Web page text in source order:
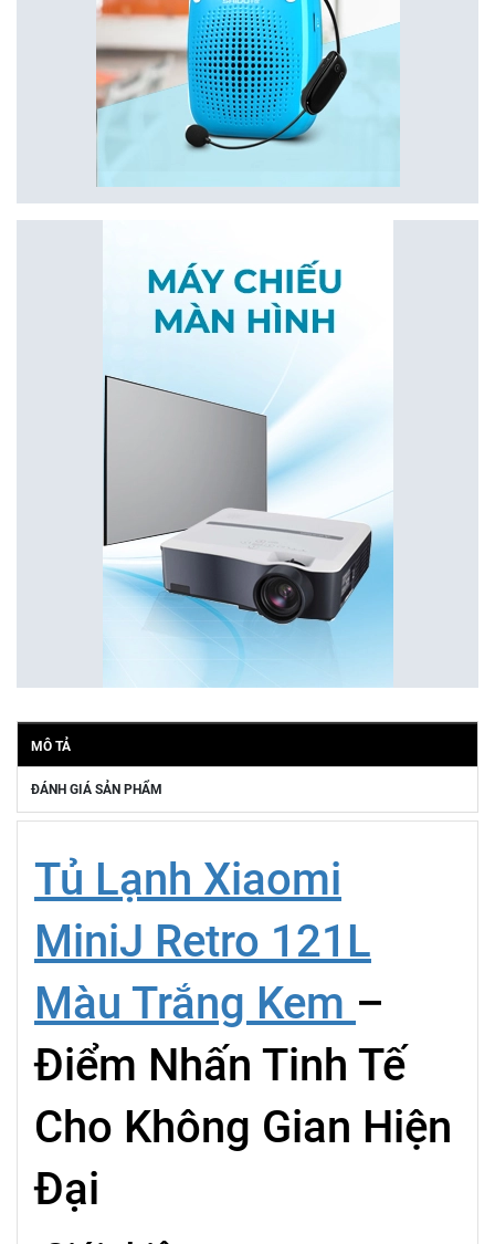
MÔ TẢ
ĐÁNH GIÁ SẢN PHẨM
Tủ Lạnh Xiaomi
MiniJ Retro 121L
Màu Trắng Kem –
Điểm Nhấn Tinh Tế
Cho Không Gian Hiện
Đại